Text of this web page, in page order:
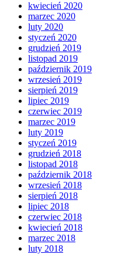
kwiecień 2020
marzec 2020
luty 2020
styczeń 2020
grudzień 2019
listopad 2019
październik 2019
wrzesień 2019
sierpień 2019
lipiec 2019
czerwiec 2019
marzec 2019
luty 2019
styczeń 2019
grudzień 2018
listopad 2018
październik 2018
wrzesień 2018
sierpień 2018
lipiec 2018
czerwiec 2018
kwiecień 2018
marzec 2018
luty 2018